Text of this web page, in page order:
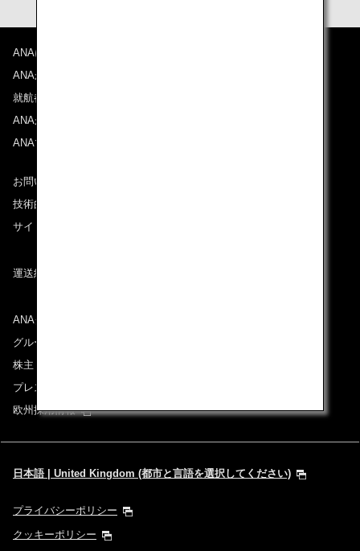
ANAについて
ANAからのお知らせ
就航都市
ANAがお約束する体験
ANAマイレージクラブ
お問い合わせ
技術的なお問い合わせ（推奨環境）
サイトマップ
運送約款
ANAグループについて
グループ企業一覧
株主・投資家情報
プレスリリース
欧州採用情報
日本語 | United Kingdom (都市と言語を選択してください)
プライバシーポリシー
クッキーポリシー